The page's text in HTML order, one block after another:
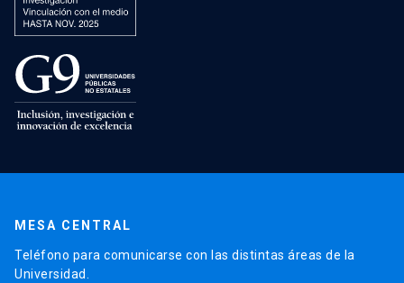
MESA CENTRAL
Teléfono para comunicarse con las distintas áreas de la
Universidad.